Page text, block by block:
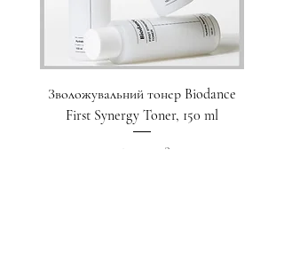
Зволожувальний тонер Biodance
First Synergy Toner, 150 ml
1 700,00 ₴